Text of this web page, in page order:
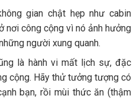
gian chật hẹp như cabin
nơi công cộng vì nó ảnh hưởng
người xung quanh.
là hành vi mất lịch sự, đặc
cộng. Hãy thử tưởng tượng có
bạn, rồi mùi thức ăn (thậm